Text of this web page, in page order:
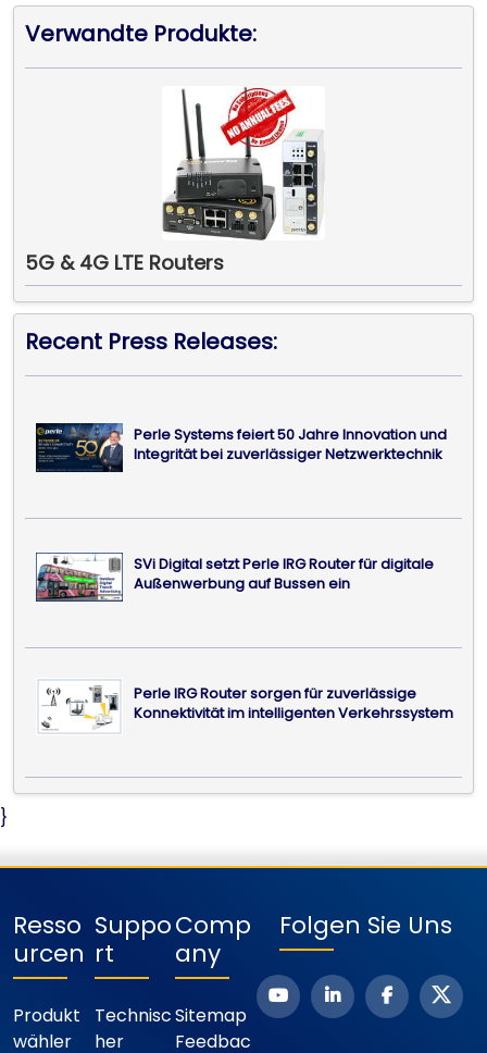
Verwandte Produkte:
5G & 4G LTE Routers
Recent Press Releases:
Perle Systems feiert 50 Jahre Innovation und
Integrität bei zuverlässiger Netzwerktechnik
SVi Digital setzt Perle IRG Router für digitale
Außenwerbung auf Bussen ein
Perle IRG Router sorgen für zuverlässige
Konnektivität im intelligenten Verkehrssystem
}
Resso
Urcen
Produkt
Wähler
Suppo
Rt
Technisc
Her
Comp
Any
Sitemap
Feedbac
Folgen Sie Uns